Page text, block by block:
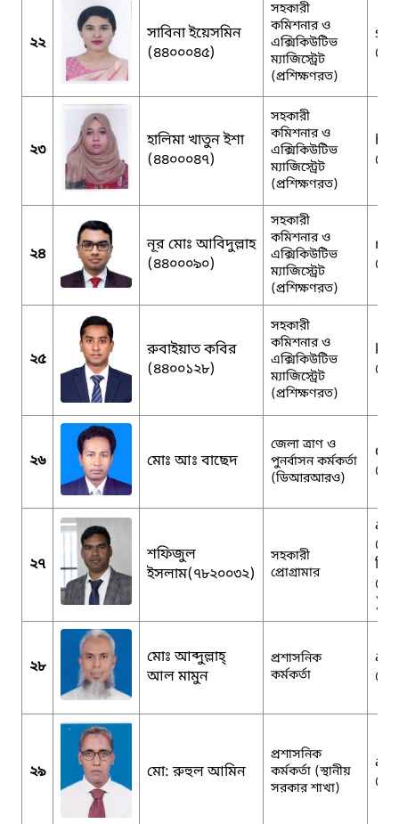
২২
সাবিনা ইয়েসমিন
(৪৪০০০৪৫)
সহকারী
কমিশনার ও
এক্সিকিউটিভ
ম্যাজিস্ট্রেট
(প্রশিক্ষণরত)
২৩
হালিমা খাতুন ইশা
(৪৪০০০৪৭)
সহকারী
কমিশনার ও
এক্সিকিউটিভ
ম্যাজিস্ট্রেট
(প্রশিক্ষণরত)
২৪
নূর মোঃ আবিদুল্লাহ
(৪৪০০০৯০)
সহকারী
কমিশনার ও
এক্সিকিউটিভ
ম্যাজিস্ট্রেট
(প্রশিক্ষণরত)
২৫
রুবাইয়াত কবির
(৪৪০০১২৮)
সহকারী
কমিশনার ও
এক্সিকিউটিভ
ম্যাজিস্ট্রেট
(প্রশিক্ষণরত)
২৬ মোঃ আঃ বাছেদ
জেলা ত্রাণ ও
পুনর্বাসন কর্মকর্তা
(ডিআরআরও)
২৭
শফিজুল
ইসলাম(৭৮২০০৩২)
সহকারী
প্রোগ্রামার
)
২৮
মোঃ আব্দুল্লাহ্
আল মামুন
প্রশাসনিক
কর্মকর্তা
২৯ মো: রুহুল আমিন
প্রশাসনিক
কর্মকর্তা (স্থানীয়
সরকার শাখা)